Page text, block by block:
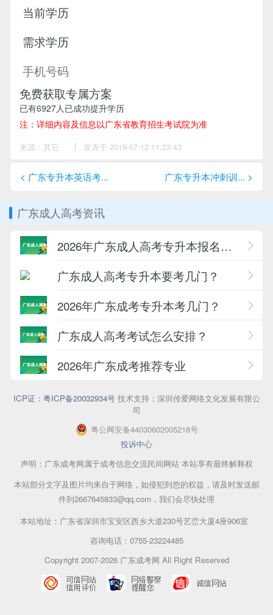
免费获取专属方案
已有6927人已成功提升学历
注：详细内容及信息以广东省教育招生考试院为准
来源：其它
者：
尹
老
师
发表于 2019-07-12 11:23:43
< 广东专升本英语考... 广东专升本冲刺训... >
广东成人高考资讯
2026年广东成人高考专升本报名条件一览
广东成人高考专升本要考几门？
2026年广东成考专升本考几门？
广东成人高考考试怎么安排？
2026年广东成考推荐专业
ICP证：粤ICP备20032934号技术支持：深圳传爱网络文化发展有限公
司
粤公网安备44030602005218号
投诉中心
声明：广东成考网属于成考信息交流民间网站 本站享有最终解释权
本站部分文字及图片均来自于网络，如侵犯到您的权益，请及时发送邮
件到2667645833@qq.com，我们会尽快处理
本站地址：广东省深圳市宝安区西乡大道230号艺峦大厦4座906室
咨询电话：0755-23224485
Copyright 2007-2026 广东成考网 All Right Reserved